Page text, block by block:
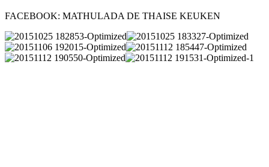
FACEBOOK: MATHULADA DE THAISE KEUKEN